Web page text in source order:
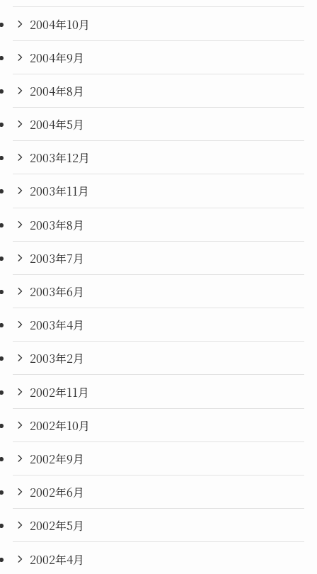
2004年10月
2004年9月
2004年8月
2004年5月
2003年12月
2003年11月
2003年8月
2003年7月
2003年6月
2003年4月
2003年2月
2002年11月
2002年10月
2002年9月
2002年6月
2002年5月
2002年4月